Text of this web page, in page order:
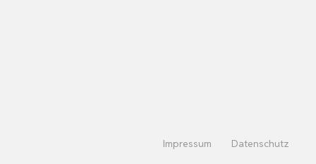
Impressum Datenschutz